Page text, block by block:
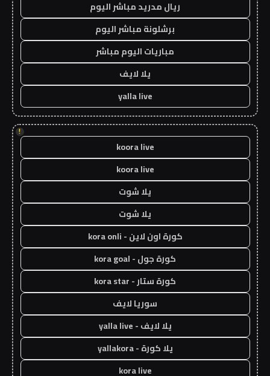
ريال مدريد مباشر اليوم
برشلونة مباشر اليوم
مباريات اليوم مباشر
يلا لايف
yalla live
!
koora live
koora live
يلا شوت
يلا شوت
كورة اون لاين - kora onli
كورة جول - kora goal
كورة ستار - kora star
سوريا لايف
يلا لايف - yalla live
يلا كورة - yallakora
kora live